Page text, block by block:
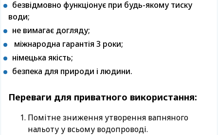
безвідмовно функціонує при будь-якому тиску
води;
не вимагає догляду;
міжнародна гарантія 3 роки;
німецька якість;
безпека для природи і людини.
Переваги для приватного використання:
Помітне зниження утворення вапняного
нальоту у всьому водопроводі.